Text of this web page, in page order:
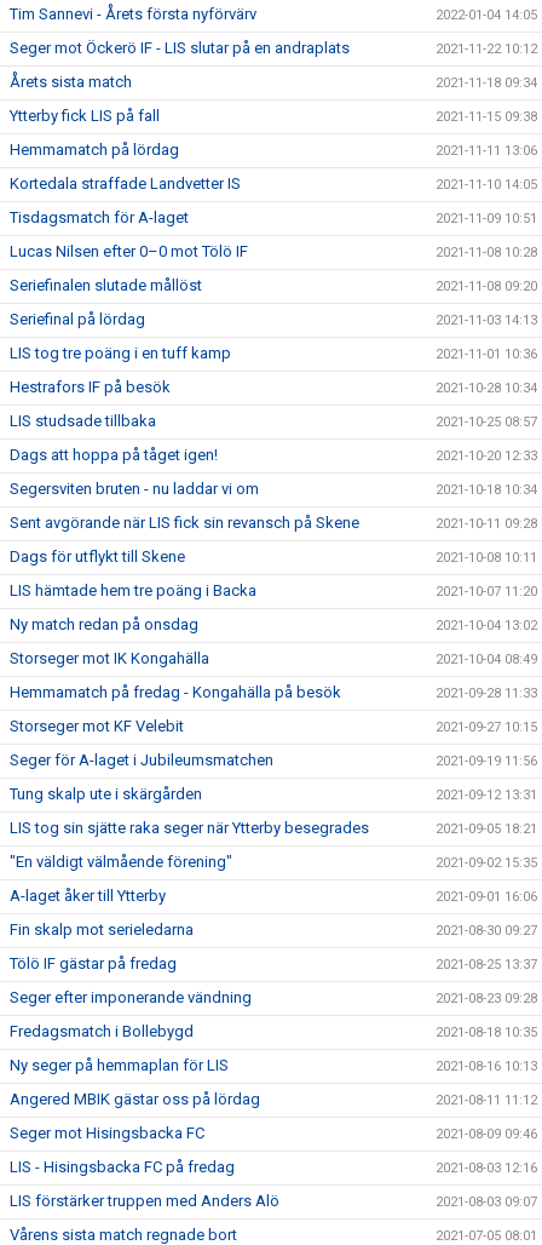
Tim Sannevi - Årets första nyförvärv 2022-01-04 14:05
Seger mot Öckerö IF - LIS slutar på en andraplats 2021-11-22 10:12
Årets sista match 2021-11-18 09:34
Ytterby fick LIS på fall 2021-11-15 09:38
Hemmamatch på lördag 2021-11-11 13:06
Kortedala straffade Landvetter IS 2021-11-10 14:05
Tisdagsmatch för A-laget 2021-11-09 10:51
Lucas Nilsen efter 0–0 mot Tölö IF 2021-11-08 10:28
Seriefinalen slutade mållöst 2021-11-08 09:20
Seriefinal på lördag 2021-11-03 14:13
LIS tog tre poäng i en tuff kamp 2021-11-01 10:36
Hestrafors IF på besök 2021-10-28 10:34
LIS studsade tillbaka 2021-10-25 08:57
Dags att hoppa på tåget igen! 2021-10-20 12:33
Segersviten bruten - nu laddar vi om 2021-10-18 10:34
Sent avgörande när LIS fick sin revansch på Skene 2021-10-11 09:28
Dags för utflykt till Skene 2021-10-08 10:11
LIS hämtade hem tre poäng i Backa 2021-10-07 11:20
Ny match redan på onsdag 2021-10-04 13:02
Storseger mot IK Kongahälla 2021-10-04 08:49
Hemmamatch på fredag - Kongahälla på besök 2021-09-28 11:33
Storseger mot KF Velebit 2021-09-27 10:15
Seger för A-laget i Jubileumsmatchen 2021-09-19 11:56
Tung skalp ute i skärgården 2021-09-12 13:31
LIS tog sin sjätte raka seger när Ytterby besegrades 2021-09-05 18:21
"En väldigt välmående förening" 2021-09-02 15:35
A-laget åker till Ytterby 2021-09-01 16:06
Fin skalp mot serieledarna 2021-08-30 09:27
Tölö IF gästar på fredag 2021-08-25 13:37
Seger efter imponerande vändning 2021-08-23 09:28
Fredagsmatch i Bollebygd 2021-08-18 10:35
Ny seger på hemmaplan för LIS 2021-08-16 10:13
Angered MBIK gästar oss på lördag 2021-08-11 11:12
Seger mot Hisingsbacka FC 2021-08-09 09:46
LIS - Hisingsbacka FC på fredag 2021-08-03 12:16
LIS förstärker truppen med Anders Alö 2021-08-03 09:07
Vårens sista match regnade bort 2021-07-05 08:01